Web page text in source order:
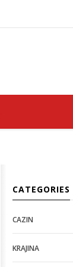
CATEGORIES
CAZIN
KRAJINA